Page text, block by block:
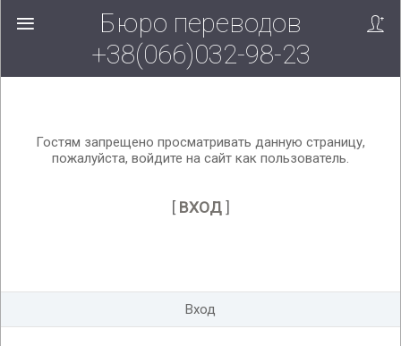
Вверх!
Бюро переводов
+38(066)032-98-23
Гостям запрещено просматривать данную страницу,
пожалуйста, войдите на сайт как пользователь.
[ ВХОД]
Вход